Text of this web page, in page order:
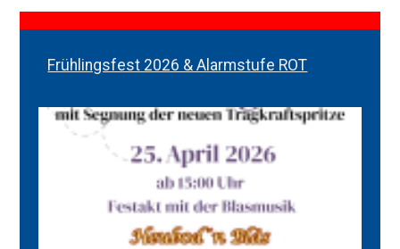
Frühlingsfest 2026 & Alarmstufe ROT